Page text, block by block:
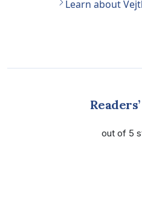
Learn about